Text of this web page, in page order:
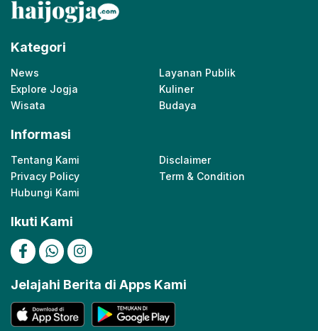
Kategori
News
Layanan Publik
Explore Jogja
Kuliner
Wisata
Budaya
Informasi
Tentang Kami
Disclaimer
Privacy Policy
Term & Condition
Hubungi Kami
Ikuti Kami
Jelajahi Berita di Apps Kami